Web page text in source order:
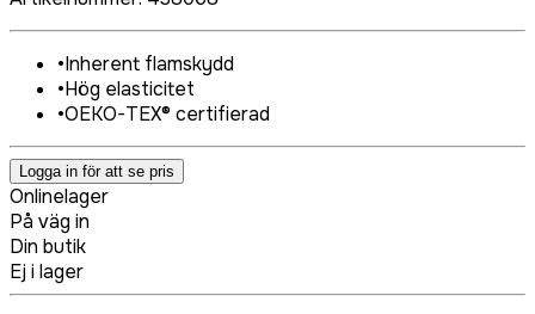
•Inherent flamskydd
•Hög elasticitet
•OEKO-TEX® certifierad
Logga in för att se pris
Onlinelager
På väg in
Din butik
Ej i lager